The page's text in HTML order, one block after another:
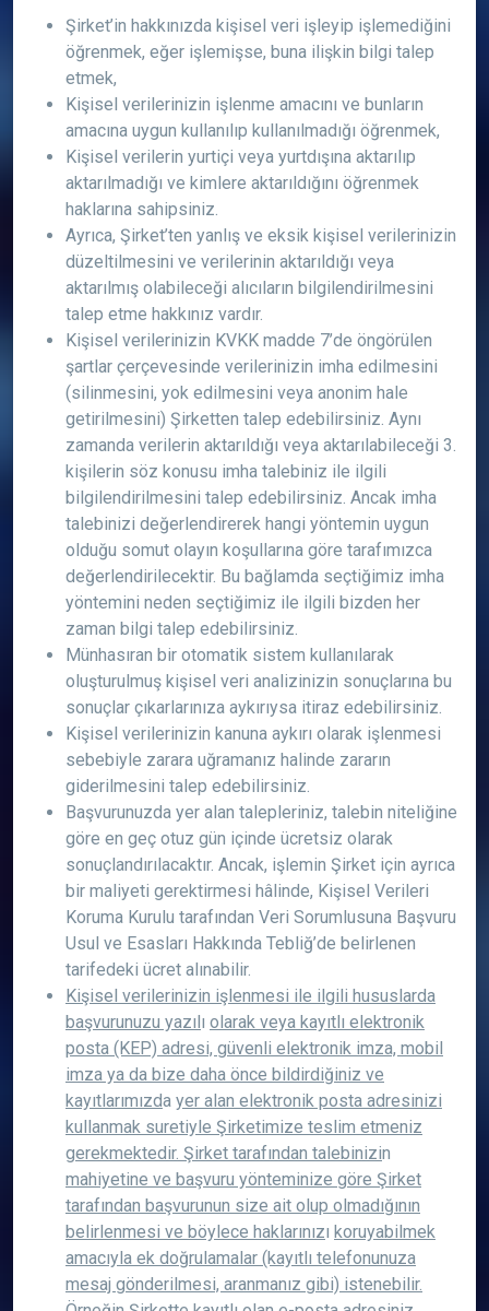
Şirket’in hakkınızda kişisel veri işleyip işlemediğini
öğrenmek, eğer işlemişse, buna ilişkin bilgi talep
etmek,
Kişisel verilerinizin işlenme amacını ve bunların
amacına uygun kullanılıp kullanılmadığı öğrenmek,
Kişisel verilerin yurtiçi veya yurtdışına aktarılıp
aktarılmadığı ve kimlere aktarıldığını öğrenmek
haklarına sahipsiniz.
Ayrıca, Şirket’ten yanlış ve eksik kişisel verilerinizin
düzeltilmesini ve verilerinin aktarıldığı veya
aktarılmış olabileceği alıcıların bilgilendirilmesini
talep etme hakkınız vardır.
Kişisel verilerinizin KVKK madde 7’de öngörülen
şartlar çerçevesinde verilerinizin imha edilmesini
(silinmesini, yok edilmesini veya anonim hale
getirilmesini) Şirketten talep edebilirsiniz. Aynı
zamanda verilerin aktarıldığı veya aktarılabileceği 3.
kişilerin söz konusu imha talebiniz ile ilgili
bilgilendirilmesini talep edebilirsiniz. Ancak imha
talebinizi değerlendirerek hangi yöntemin uygun
olduğu somut olayın koşullarına göre tarafımızca
değerlendirilecektir. Bu bağlamda seçtiğimiz imha
yöntemini neden seçtiğimiz ile ilgili bizden her
zaman bilgi talep edebilirsiniz.
Münhasıran bir otomatik sistem kullanılarak
oluşturulmuş kişisel veri analizinizin sonuçlarına bu
sonuçlar çıkarlarınıza aykırıysa itiraz edebilirsiniz.
Kişisel verilerinizin kanuna aykırı olarak işlenmesi
sebebiyle zarara uğramanız halinde zararın
giderilmesini talep edebilirsiniz.
Başvurunuzda yer alan talepleriniz, talebin niteliğine
göre en geç otuz gün içinde ücretsiz olarak
sonuçlandırılacaktır. Ancak, işlemin Şirket için ayrıca
bir maliyeti gerektirmesi hâlinde, Kişisel Verileri
Koruma Kurulu tarafından Veri Sorumlusuna Başvuru
Usul ve Esasları Hakkında Tebliğ’de belirlenen
tarifedeki ücret alınabilir.
Kişisel verilerinizin işlenmesi ile ilgili hususlarda
başvurunuzu yazılı olarak veya kayıtlı elektronik
posta (KEP) adresi, güvenli elektronik imza, mobil
imza ya da bize daha önce bildirdiğiniz ve
kayıtlarımızda yer alan elektronik posta adresinizi
kullanmak suretiyle Şirketimize teslim etmeniz
gerekmektedir. Şirket tarafından talebinizin
mahiyetine ve başvuru yönteminize göre Şirket
tarafından başvurunun size ait olup olmadığının
belirlenmesi ve böylece haklarınızı koruyabilmek
amacıyla ek doğrulamalar (kayıtlı telefonunuza
mesaj gönderilmesi, aranmanız gibi) istenebilir.